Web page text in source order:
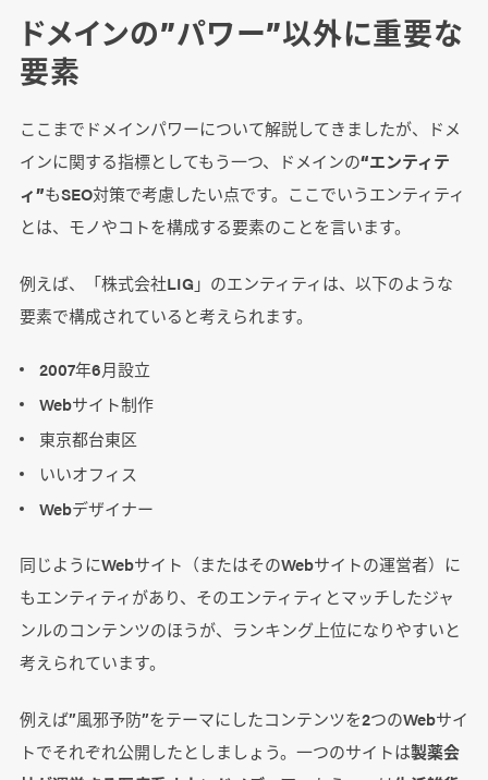
ドメインの”パワー”以外に重要な
要素
ここまでドメインパワーについて解説してきましたが、ドメ
インに関する指標としてもう一つ、ドメインの“エンティテ
ィ”もSEO対策で考慮したい点です。ここでいうエンティティ
とは、モノやコトを構成する要素のことを言います。
例えば、「株式会社LIG」のエンティティは、以下のような
要素で構成されていると考えられます。
2007年6月設立
Webサイト制作
東京都台東区
いいオフィス
Webデザイナー
同じようにWebサイト（またはそのWebサイトの運営者）に
もエンティティがあり、そのエンティティとマッチしたジャ
ンルのコンテンツのほうが、ランキング上位になりやすいと
考えられています。
例えば”風邪予防”をテーマにしたコンテンツを2つのWebサイ
トでそれぞれ公開したとしましょう。一つのサイトは製薬会